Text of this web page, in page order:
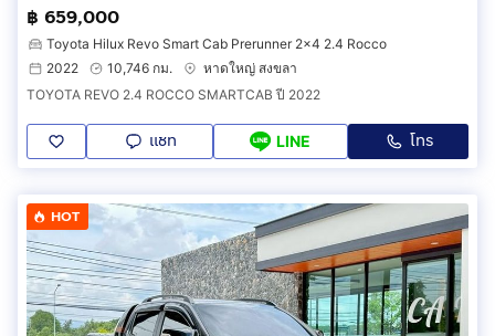
฿ 659,000
Toyota Hilux Revo Smart Cab Prerunner 2x4 2.4 Rocco
2022
10,746 กม.
หาดใหญ่ สงขลา
TOYOTA REVO 2.4 ROCCO SMARTCAB ปี 2022
แชท LINE โทร
HOT